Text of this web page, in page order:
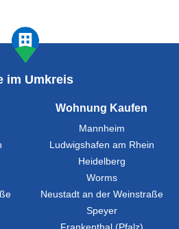
im Umkreis
Wohnung Kaufen
Mannheim
Ludwigshafen am Rhein
Heidelberg
Worms
Neustadt an der Weinstraße
Speyer